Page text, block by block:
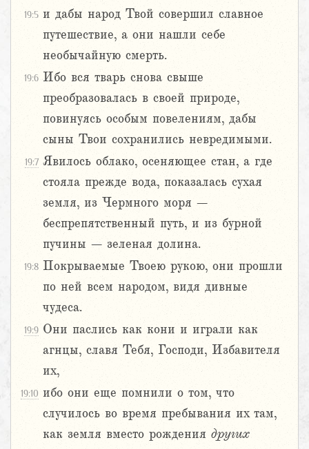
19:5 и дабы народ Твой совершил славное
путешествие, а они нашли себе
необычайную смерть.
19:6 Ибо вся тварь снова свыше
преобразовалась в своей природе,
повинуясь особым повелениям, дабы
сыны Твои сохранились невредимыми.
19:7 Явилось облако, осеняющее стан, а где
стояла прежде вода, показалась сухая
земля, из Чермного моря –
беспрепятственный путь, и из бурной
пучины – зеленая долина.
19:8 Покрываемые Твоею рукою, они прошли
по ней всем народом, видя дивные
чудеса.
19:9 Они паслись как кони и играли как
агнцы, славя Тебя, Господи, Избавителя
их,
19:10 ибо они еще помнили о том, что
случилось во время пребывания их там,
как земля вместо рождения других